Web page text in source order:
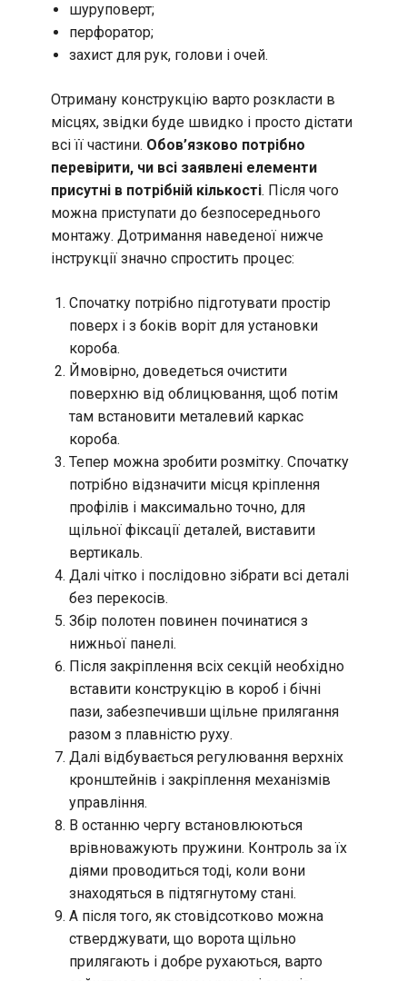
шуруповерт;
перфоратор;
захист для рук, голови і очей.
Отриману конструкцію варто розкласти в
місцях, звідки буде швидко і просто дістати
всі її частини. Обов’язково потрібно
перевірити, чи всі заявлені елементи
присутні в потрібній кількості. Після чого
можна приступати до безпосереднього
монтажу. Дотримання наведеної нижче
інструкції значно спростить процес:
Спочатку потрібно підготувати простір
поверх і з боків воріт для установки
короба.
Ймовірно, доведеться очистити
поверхню від облицювання, щоб потім
там встановити металевий каркас
короба.
Тепер можна зробити розмітку. Спочатку
потрібно відзначити місця кріплення
профілів і максимально точно, для
щільної фіксації деталей, виставити
вертикаль.
Далі чітко і послідовно зібрати всі деталі
без перекосів.
Збір полотен повинен починатися з
нижньої панелі.
Після закріплення всіх секцій необхідно
вставити конструкцію в короб і бічні
пази, забезпечивши щільне прилягання
разом з плавністю руху.
Далі відбувається регулювання верхніх
кронштейнів і закріплення механізмів
управління.
В останню чергу встановлюються
врівноважують пружини. Контроль за їх
діями проводиться тоді, коли вони
знаходяться в підтягнутому стані.
А після того, як стовідсотково можна
стверджувати, що ворота щільно
прилягають і добре рухаються, варто